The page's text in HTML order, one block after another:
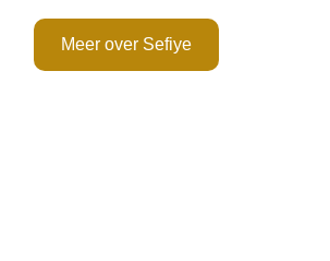
Meer over Sefiye